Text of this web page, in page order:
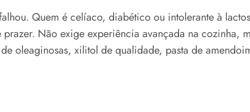
Quem é celíaco, diabético ou intolerante à
Não exige experiência avançada na cozinha,
oleaginosas, xilitol de qualidade, pasta de